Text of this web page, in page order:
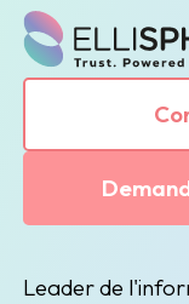
Leader de